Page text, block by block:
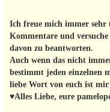
Ich freue mich immer sehr
Kommentare und
davon zu beantworten.
Auch wenn das nicht
bestimmt jeden einzelnen
liebe Wort von euch ist
♥Alles Liebe, eure